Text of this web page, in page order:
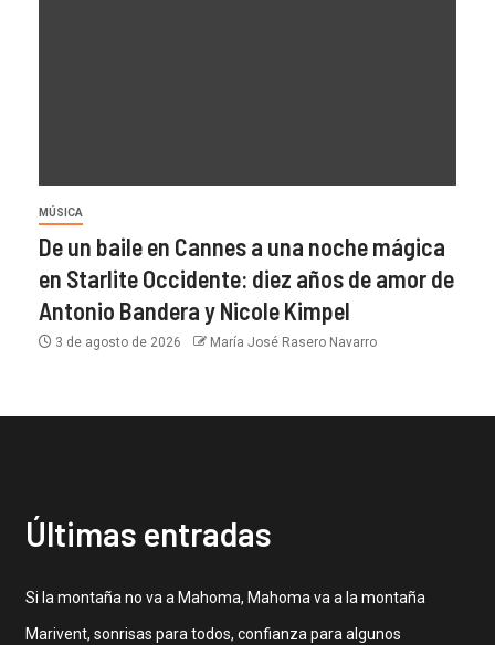
MÚSICA
De un baile en Cannes a una noche mágica
en Starlite Occidente: diez años de amor de
Antonio Bandera y Nicole Kimpel
3 de agosto de 2026 María José Rasero Navarro
Últimas entradas
Si la montaña no va a Mahoma, Mahoma va a la montaña
Marivent, sonrisas para todos, confianza para algunos